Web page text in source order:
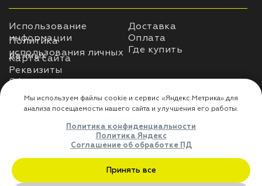
Использование
Политика
данных
Карта сайта
Реквизиты
Оферта
Доставка
Оплата
Где купить
Преимущества
сотрудничества
Мы используем файлы cookie и сервис «Яндекс.Метрика»
анализа посещаемости нашего сайта и улучшения его